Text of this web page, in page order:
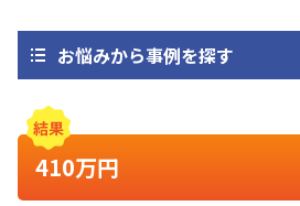
お悩みから事例を探す
410万円